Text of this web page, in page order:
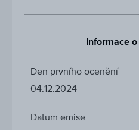
Informace
Den prvního ocenění
04.12.2024
Datum emise